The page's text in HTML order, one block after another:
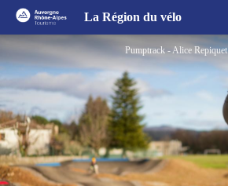
La Région du vélo
Pumptrack - Alice Repiquet